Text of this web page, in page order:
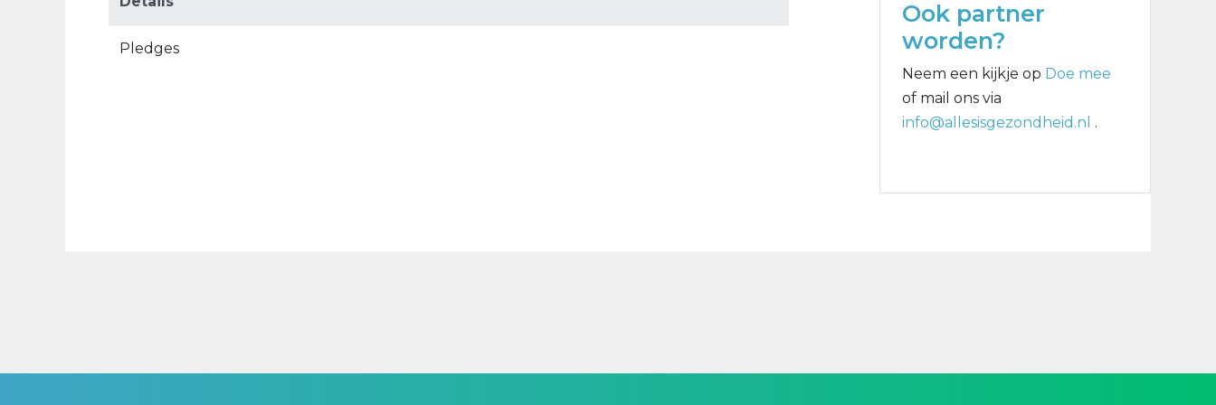
Pledges
Ook partner
worden?
Neem een kijkje op Doe mee
of mail ons via
info@allesisgezondheid.nl .